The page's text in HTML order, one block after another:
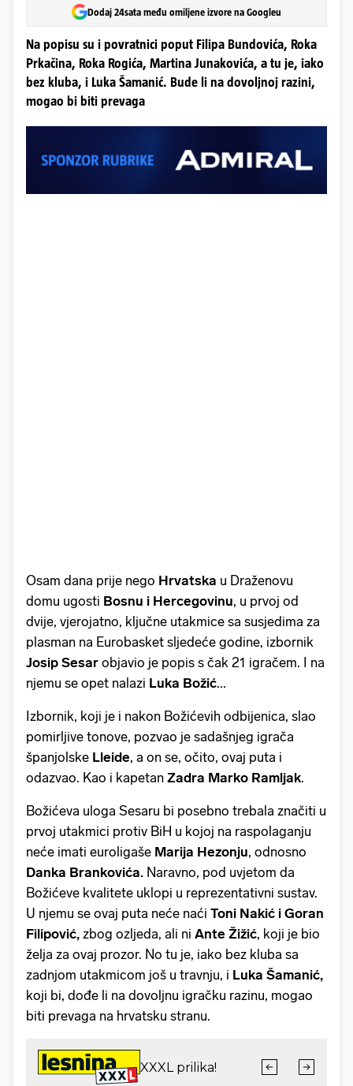
Dodaj 24sata među omiljene izvore na Googleu
Na popisu su i povratnici poput Filipa Bundovića, Roka
Prkačina, Roka Rogića, Martina Junakovića, a tu je, iako
bez kluba, i Luka Šamanić. Bude li na dovoljnoj razini,
mogao bi biti prevaga
Osam dana prije nego Hrvatska u Draženovu
domu ugosti Bosnu i Hercegovinu, u prvoj od
dvije, vjerojatno, ključne utakmice sa susjedima za
plasman na Eurobasket sljedeće godine, izbornik
Josip Sesar objavio je popis s čak 21 igračem. I na
njemu se opet nalazi Luka Božić...
Izbornik, koji je i nakon Božićevih odbijenica, slao
pomirljive tonove, pozvao je sadašnjeg igrača
španjolske Lleide, a on se, očito, ovaj puta i
odazvao. Kao i kapetan Zadra Marko Ramljak.
Božićeva uloga Sesaru bi posebno trebala značiti u
prvoj utakmici protiv BiH u kojoj na raspolaganju
neće imati euroligaše Marija Hezonju, odnosno
Danka Brankovića. Naravno, pod uvjetom da
Božićeve kvalitete uklopi u reprezentativni sustav.
U njemu se ovaj puta neće naći Toni Nakić i Goran
Filipović, zbog ozljeda, ali ni Ante Žižić, koji je bio
želja za ovaj prozor. No tu je, iako bez kluba sa
zadnjom utakmicom još u travnju, i Luka Šamanić,
koji bi, dođe li na dovoljnu igračku razinu, mogao
biti prevaga na hrvatsku stranu.